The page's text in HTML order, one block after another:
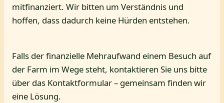
mitfinanziert. Wir bitten um Verständnis und
hoffen, dass dadurch keine Hürden entstehen.
Falls der finanzielle Mehraufwand einem Besuch auf
der Farm im Wege steht, kontaktieren Sie uns bitte
über das Kontaktformular – gemeinsam finden wir
eine Lösung.